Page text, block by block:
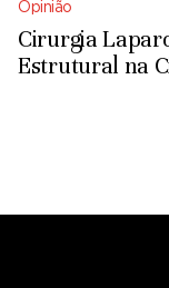
Opinião
Cirurgia
Estrutural na